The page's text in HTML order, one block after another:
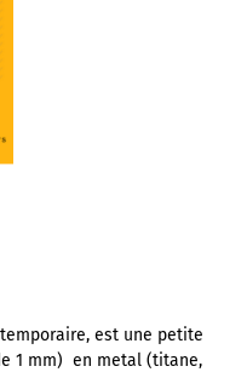
est une petite
1 mm) en metal (titane,